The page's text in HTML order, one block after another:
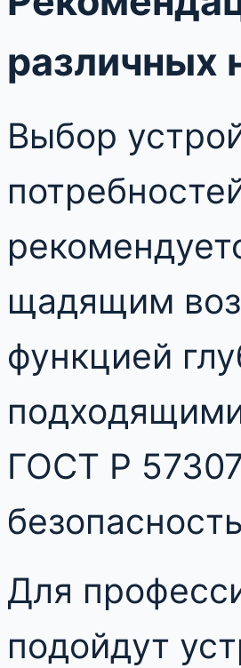
различных
Выбор
щадящим
функцией
ГОСТ Р
Для
подойдут